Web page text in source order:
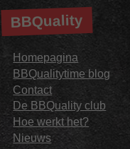
BBQuality
Homepagina
BBQualitytime blog
Contact
De BBQuality club
Hoe werkt het?
Nieuws